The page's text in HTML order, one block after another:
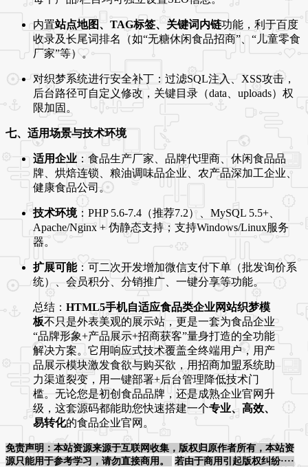
内置站点地图、TAG标签、关键词内链功能，利于百度
收录及长尾词排名（如“无糖休闲食品招商”、“儿童零食
厂家”等）。
对织梦系统进行安全补丁：过滤SQL注入、XSS攻击，
后台路径可自定义修改，关键目录（data、uploads）权
限加固。
七、适用场景与技术环境
适用企业 ：食品生产厂家、品牌代理商、休闲食品品
牌、烘焙连锁、粮油调味品企业、农产品深加工企业、
健康食品公司。
技术环境：PHP 5.6-7.4（推荐7.2）、MySQL 5.5+、
Apache/Nginx + 伪静态支持；支持Windows/Linux服务
器。
扩展可能：可二次开发增加微信支付下单（批发询价系
统）、会员积分、分销推广、一键分享等功能。
总结： HTML5手机自适应食品类企业网站织梦模
板不只是外表美观的展示站，更是一套为食品企业
“品牌形象+产品展示+招商获客”量身打造的全功能
解决方案。它用响应式技术覆盖全终端用户，用产
品展示模块激发食欲与购买欲，用招商加盟系统助
力渠道裂变，用一键部署+后台管理降低技术门
槛。无论您是初创食品品牌，还是成熟企业官网升
级，这套源码都能助您快速搭建一个专业、高效、
易转化的食品企业官网。
免责声明：本站资源来源于互联网收集，版权归原作者所有，本站资
源只能用于参考学习，请勿直接商用。
若由于商用引起版权纠纷····